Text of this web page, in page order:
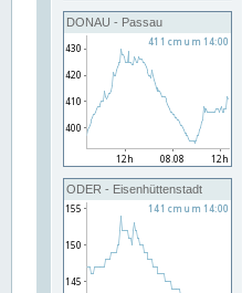
DONAU - Passau
ODER - Eisenhüttenstadt